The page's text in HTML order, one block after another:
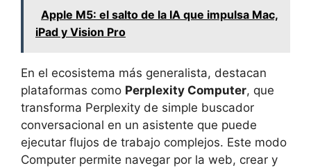
Apple M5: el salto de la IA que impulsa Mac,
iPad y Vision Pro
En el ecosistema más generalista, destacan
plataformas como Perplexity Computer, que
transforma Perplexity de simple buscador
conversacional en un asistente que puede
ejecutar flujos de trabajo complejos. Este modo
Computer permite navegar por la web, crear y